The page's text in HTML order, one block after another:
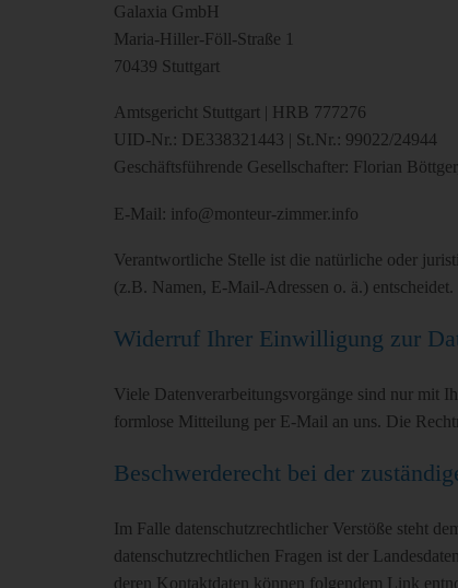
Galaxia GmbH
Maria-Hiller-Föll-Straße 1
70439 Stuttgart
Amtsgericht Stuttgart | HRB 777276
UID-Nr.: DE338321443 | St.Nr.: 99022/24944
Geschäftsführende Gesellschafter: Florian
E-Mail: info@monteur-zimmer.info
Verantwortliche Stelle ist die natürliche oder
(z.B. Namen, E-Mail-Adressen o. ä.) entscheidet.
Widerruf Ihrer Einwilligung zur
Viele Datenverarbeitungsvorgänge sind nur mit
formlose Mitteilung per E-Mail an uns. Die
Beschwerderecht bei der
Im Falle datenschutzrechtlicher Verstöße steht
datenschutzrechtlichen Fragen ist der
deren Kontaktdaten können folgendem Link